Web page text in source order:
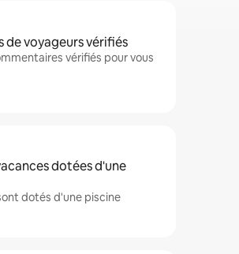
de voyageurs vérifiés
vérifiés pour vous
dotées d'une
dotés d'une piscine